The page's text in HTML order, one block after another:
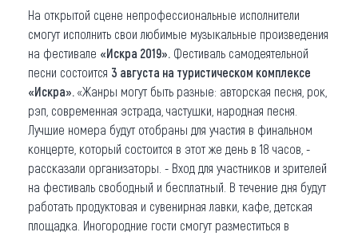
Что привезти (сувениры)
О регионе
Коллекция впечатлений
Другие рубрики
На открытой сцене непрофессиональные исполнители
смогут исполнить свои любимые музыкальные произведения
на фестивале «Искра 2019». Фестиваль самодеятельной
песни состоится 3 августа на туристическом комплексе
«Искра». «Жанры могут быть разные: авторская песня, рок,
рэп, современная эстрада, частушки, народная песня.
Лучшие номера будут отобраны для участия в финальном
концерте, который состоится в этот же день в 18 часов, -
рассказали организаторы. - Вход для участников и зрителей
на фестиваль свободный и бесплатный. В течение дня будут
работать продуктовая и сувенирная лавки, кафе, детская
площадка. Иногородние гости смогут разместиться в